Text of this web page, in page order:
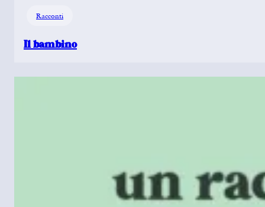
Racconti
Il bambino